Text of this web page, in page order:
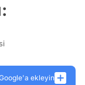
ekleyin